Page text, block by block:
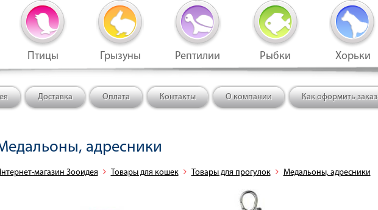
Птицы Грызуны Рептилии Рыбки Хорьки
Доставка Оплата Контакты О компании Как оформить заказ
адресники
магазин Зооидея Товары для кошек Товары для прогулок Медальоны, адресники